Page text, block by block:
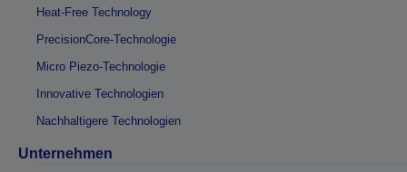
Heat-Free Technology
PrecisionCore-Technologie
Micro Piezo-Technologie
Innovative Technologien
Nachhaltigere Technologien
Unternehmen